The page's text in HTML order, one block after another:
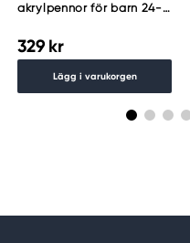
akrylpennor för barn 24-
329 kr
Lägg i varukorgen